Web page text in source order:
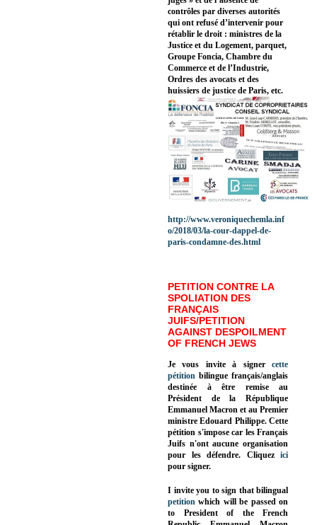
contrôles par diverses autorités
qui ont refusé d’intervenir pour
rétablir le droit : ministres de la
Justice et du Logement, parquet,
Groupe Foncia, Chambre du
Commerce et de l’Industrie,
Ordres des avocats et des
huissiers de justice de Paris, etc.
http://www.veroniquechemla.inf
o/2018/03/la-cour-dappel-de-
paris-condamne-des.html
PETITION CONTRE LA
SPOLIATION DES
FRANÇAIS
JUIFS/PETITION
AGAINST DESPOILMENT
OF FRENCH JEWS
Je vous invite à signer cette
pétition bilingue français/anglais
destinée à être remise au
Président de la République
Emmanuel Macron et au Premier
ministre Edouard Philippe. Cette
pétition s'impose car les Français
Juifs n'ont aucune organisation
pour les défendre. Cliquez
ici
pour signer.
I invite you to sign that bilingual
petition which will be passed on
to President of the French